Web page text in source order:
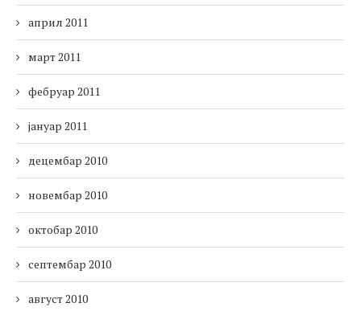
април 2011
март 2011
фебруар 2011
јануар 2011
децембар 2010
новембар 2010
октобар 2010
септембар 2010
август 2010